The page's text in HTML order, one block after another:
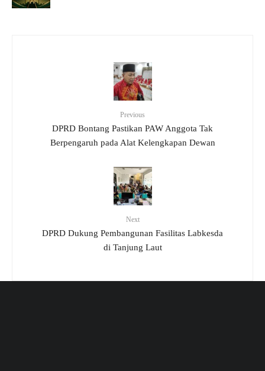
Previous
DPRD Bontang Pastikan PAW Anggota Tak
Berpengaruh pada Alat Kelengkapan Dewan
Next
DPRD Dukung Pembangunan Fasilitas Labkesda
di Tanjung Laut